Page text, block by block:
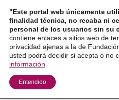
contenido
"Este portal web únicamente
finalidad técnica, no recaba ni
personal de los usuarios sin su
contiene enlaces a sitios web de
privacidad ajenas a la de
usted podrá decidir si acepta o no
información
Entendido